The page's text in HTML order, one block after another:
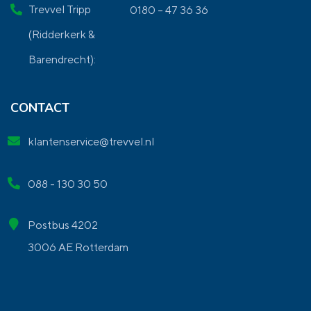
Trevvel Tripp
(Ridderkerk &
Barendrecht):
0180 – 47 36 36
CONTACT
klantenservice@trevvel.nl
088 - 130 30 50
Postbus 4202
3006 AE Rotterdam